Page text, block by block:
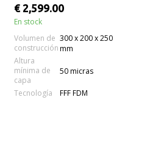
€ 2,599.00
En stock
Volumen de
construcción
300 x 200 x 250
mm
Altura
mínima de
capa
50 micras
Tecnología FFF FDM